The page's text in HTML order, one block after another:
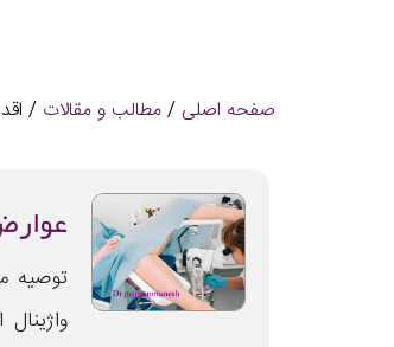
صفحه اصلی / مطالب و مقالات /
توصیه